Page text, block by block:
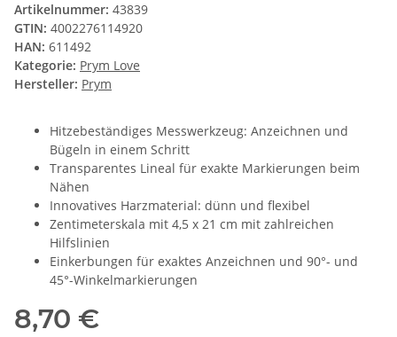
Artikelnummer: 43839
GTIN: 4002276114920
HAN: 611492
Kategorie: Prym Love
Hersteller: Prym
Hitzebeständiges Messwerkzeug: Anzeichnen und
Bügeln in einem Schritt
Transparentes Lineal für exakte Markierungen beim
Nähen
Innovatives Harzmaterial: dünn und flexibel
Zentimeterskala mit 4,5 x 21 cm mit zahlreichen
Hilfslinien
Einkerbungen für exaktes Anzeichnen und 90°- und
45°-Winkelmarkierungen
8,70 €